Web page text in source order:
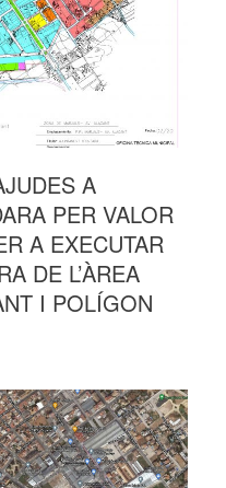
A
PER VALOR
A EXECUTAR
DE L’ÀREA
I POLÍGON